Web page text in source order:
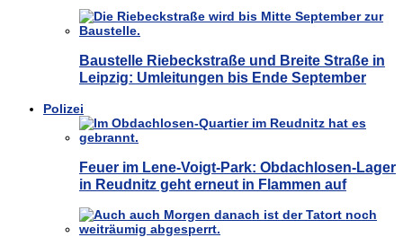
Baustelle Riebeckstraße und Breite Straße in
Leipzig: Umleitungen bis Ende September
Polizei
Feuer im Lene-Voigt-Park: Obdachlosen-Lager
in Reudnitz geht erneut in Flammen auf